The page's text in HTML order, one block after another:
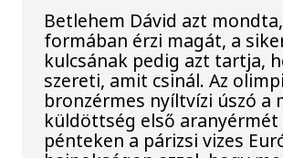
Betlehem Dávid azt
formában érzi magát, a
kulcsának pedig azt tartja,
szereti, amit csinál. Az
bronzérmes nyíltvízi úszó a
küldöttség első aranyérmét
pénteken a párizsi vizes